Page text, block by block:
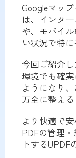
Googleマッ
は、インタ
や、モバイ
い状況で特に
今回ご紹介
環境でも確
ようになり
万全に整える
より快適で
PDFの管理
トするUPDF